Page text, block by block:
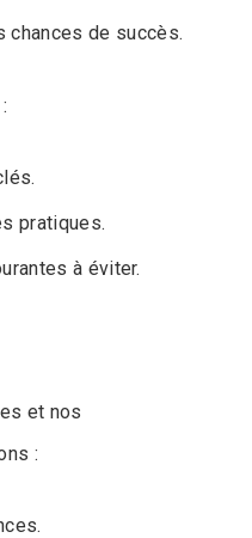
chances de succès.
pratiques.
à éviter.
et nos
: